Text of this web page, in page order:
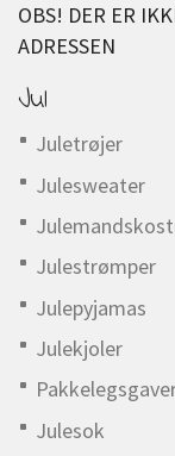
OBS! DER ER
ADRESSEN
Jul
Juletrøjer
Julesweater
Julestrømper
Julepyjamas
Julekjoler
Julesok